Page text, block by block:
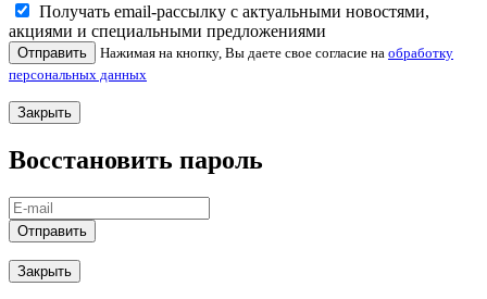
Получать email-рассылку с актуальными новостями,
акциями и специальными предложениями
Отправить Нажимая на кнопку, Вы даете свое согласие на обработку
персональных данных
Закрыть
Восстановить пароль
Отправить
Закрыть